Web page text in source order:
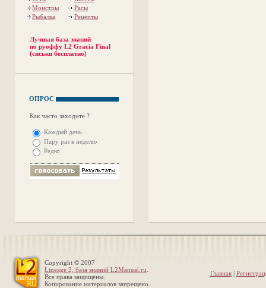
Монстры
Расы
Рыбалка
Рецепты
Лучшая база знаний
по руоффу L2 Gracia Final
(сиськи бесплатно)
ОПРОС
Как часто заходите ?
Каждый день
Пару раз в неделю
Редко
Copyright © 2007
Lineage 2, база знаний L2Manual.ru
Все права защищены.
Копирование материалов запрещено.
Главная |